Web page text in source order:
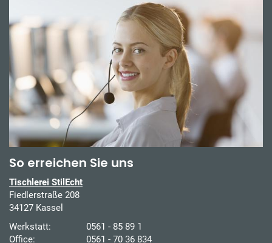
So erreichen Sie uns
Tischlerei StilEcht
Fiedlerstraße 208
34127 Kassel
Werkstatt:
0561 - 85 89 1
Office:
0561 - 70 36 834